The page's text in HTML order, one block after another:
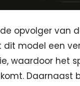
de opvolger van
model een
waardoor het
Daarnaast